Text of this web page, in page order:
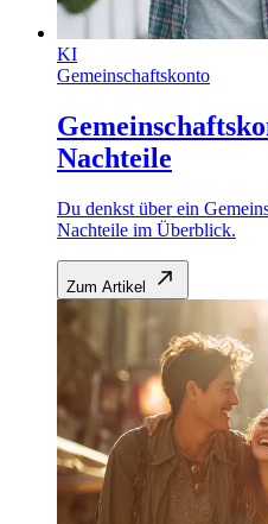
KI
Gemeinschaftskonto
Nachteile
Du denkst über ein
Nachteile im Überblick.
Zum Artikel